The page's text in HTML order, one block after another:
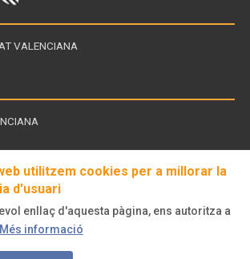
VALENCIANA
Tots els drets reservats.
utilitzem cookies per a millorar la
d'usuari
enllaç d'aquesta pàgina, ens autoritza a
Més informació